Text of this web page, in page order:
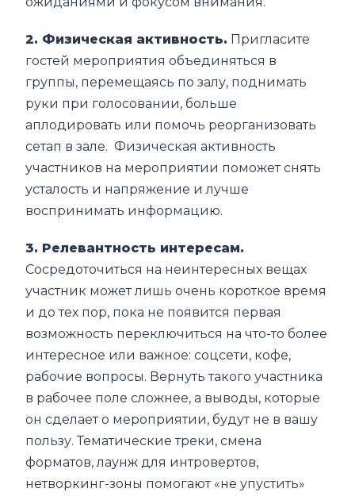
2. Физическая активность. Пригласите
гостей мероприятия объединяться в
группы, перемещаясь по залу, поднимать
руки при голосовании, больше
аплодировать или помочь реорганизовать
сетап в зале. Физическая активность
участников на мероприятии поможет снять
усталость и напряжение и лучше
воспринимать информацию.
3. Релевантность интересам.
Сосредоточиться на неинтересных вещах
участник может лишь очень короткое время
и до тех пор, пока не появится первая
возможность переключиться на что-то более
интересное или важное: соцсети, кофе,
рабочие вопросы. Вернуть такого участника
в рабочее поле сложнее, а выводы, которые
он сделает о мероприятии, будут не в вашу
пользу. Тематические треки, смена
форматов, лаунж для интровертов,
нетворкинг-зоны помогают «не упустить»